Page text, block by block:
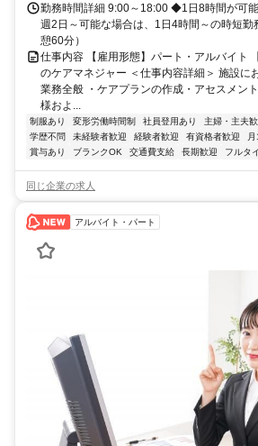
勤務時間詳細 9:00～18:00 ◆1日8時間が可
週2日～可能な場合は、1日4時間～の時短
憩60分）
仕事内容 【雇用形態】パート・アルバイト
のケアマネジャー ＜仕事内容詳細＞ 施設に
業務全般 ・ケアプランの作成・アセスメン
様およ...
制服あり 変形労働時間制 社員登用あり 主婦・主夫
学歴不問
未経験者歓迎 経験者歓迎 有資格者歓迎
賞与あり
ブランクOK 交通費支給 長期歓迎 フルタ
同じ企業の求人
アルバイト・パート